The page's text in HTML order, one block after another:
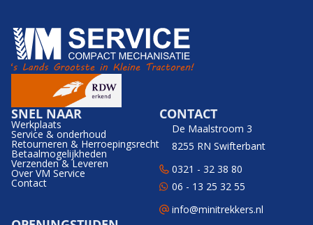
SNEL NAAR
Werkplaats
Service & onderhoud
Retourneren & Herroepingsrecht
Betaalmogelijkheden
Verzenden & Leveren
Over VM Service
Contact
CONTACT
De Maalstroom 3
8255 RN Swifterbant
0321 - 32 38 80
06 - 13 25 32 55
info@minitrekkers.nl